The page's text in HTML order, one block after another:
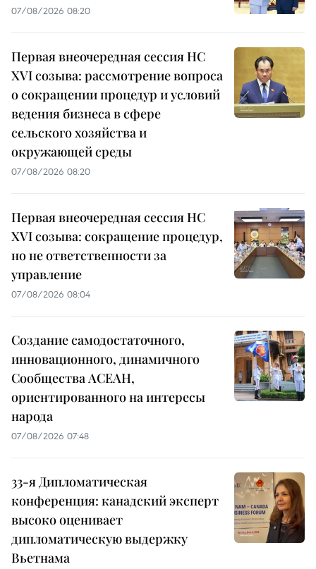
07/08/2026 08:20
Первая внеочередная сессия НС
XVI созыва: рассмотрение вопроса
о сокращении процедур и условий
ведения бизнеса в сфере
сельского хозяйства и
окружающей среды
07/08/2026 08:20
Первая внеочередная сессия НС
XVI созыва: сокращение процедур,
но не ответственности за
управление
07/08/2026 08:04
Создание самодостаточного,
инновационного, динамичного
Сообщества АСЕАН,
ориентированного на интересы
народа
07/08/2026 07:48
33-я Дипломатическая
конференция: канадский эксперт
высоко оценивает
дипломатическую выдержку
Вьетнама